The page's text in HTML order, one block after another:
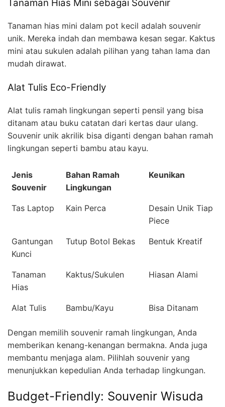
Tanaman Hias Mini sebagai Souvenir
Tanaman hias mini dalam pot kecil adalah souvenir
unik. Mereka indah dan membawa kesan segar. Kaktus
mini atau sukulen adalah pilihan yang tahan lama dan
mudah dirawat.
Alat Tulis Eco-Friendly
Alat tulis ramah lingkungan seperti pensil yang bisa
ditanam atau buku catatan dari kertas daur ulang.
Souvenir unik akrilik bisa diganti dengan bahan ramah
lingkungan seperti bambu atau kayu.
Jenis
Souvenir
Bahan Ramah
Lingkungan
Keunikan
Tas Laptop Kain Perca
Desain Unik Tiap
Piece
Gantungan
Kunci
Tutup Botol Bekas Bentuk Kreatif
Tanaman
Hias
Kaktus/Sukulen Hiasan Alami
Alat Tulis Bambu/Kayu Bisa Ditanam
Dengan memilih souvenir ramah lingkungan, Anda
memberikan kenang-kenangan bermakna. Anda juga
membantu menjaga alam. Pilihlah souvenir yang
menunjukkan kepedulian Anda terhadap lingkungan.
Budget-Friendly: Souvenir Wisuda